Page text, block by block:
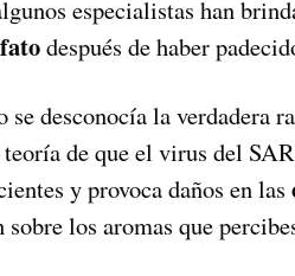
especialistas han
después de haber
se desconocía la verdadera
de que el virus del
y provoca daños en las
los aromas que